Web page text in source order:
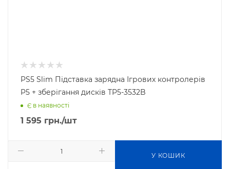
PS5 Slim Підставка зарядна Ігрових контролерів
P5 + зберігання дисків TP5-3532B
Є в наявності
1 595 грн./шт
У КОШИК